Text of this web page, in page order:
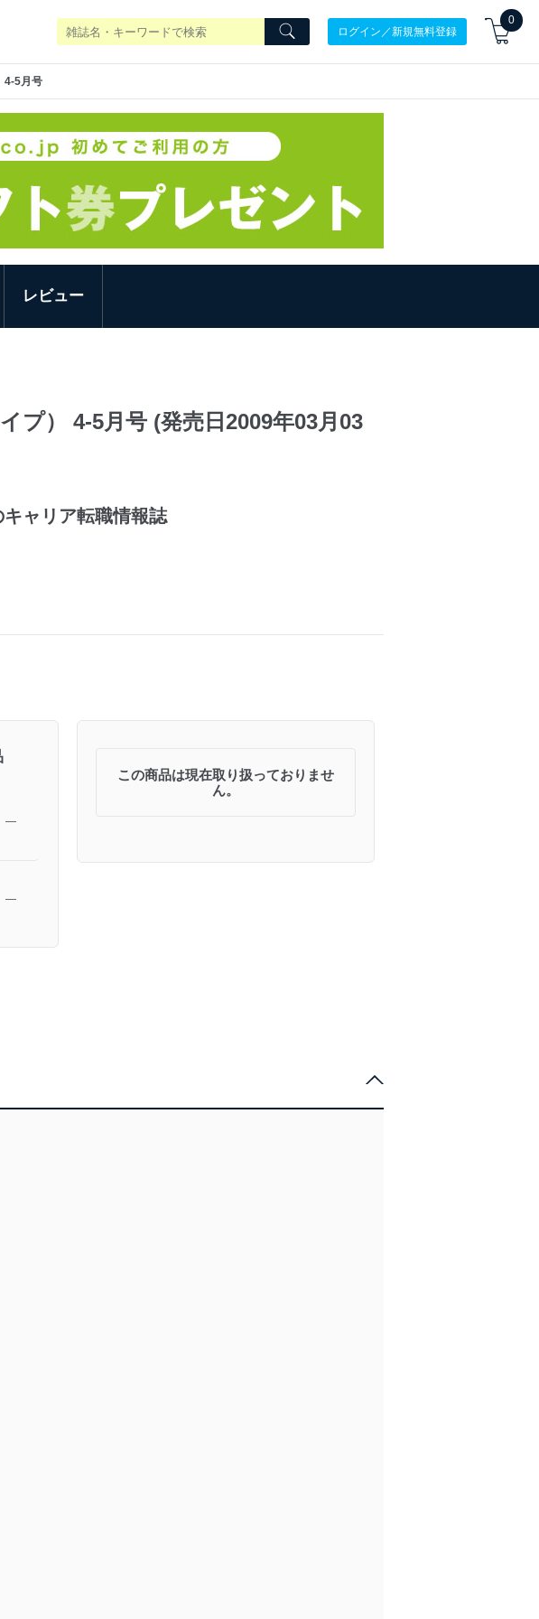
ログイン／新規無料登録
0
4-5月号
レビュー
プ） 4-5月号 (発売日2009年03月03
ャリア転職情報誌
―
―
この商品は現在取り扱っておりませ
ん。